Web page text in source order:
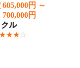
605,000円 ～
700,000円
ル
☆